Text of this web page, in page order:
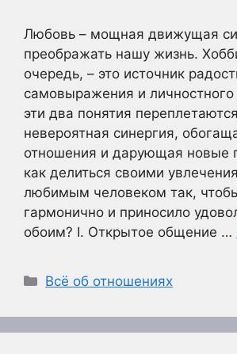
Любовь – мощная движущая
преображать нашу жизнь.
очередь, – это источник
самовыражения и личностного
эти два понятия
невероятная синергия,
отношения и дарующая новые
как делиться своими
любимым человеком так,
гармонично и приносило
обоим? I. Открытое общение …
Рубрики
Всё об отношениях